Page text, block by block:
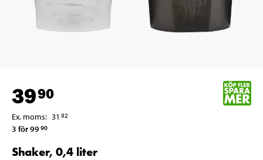
3990
Ex. moms: 31 92
3 för 99 90
Shaker, 0,4 liter